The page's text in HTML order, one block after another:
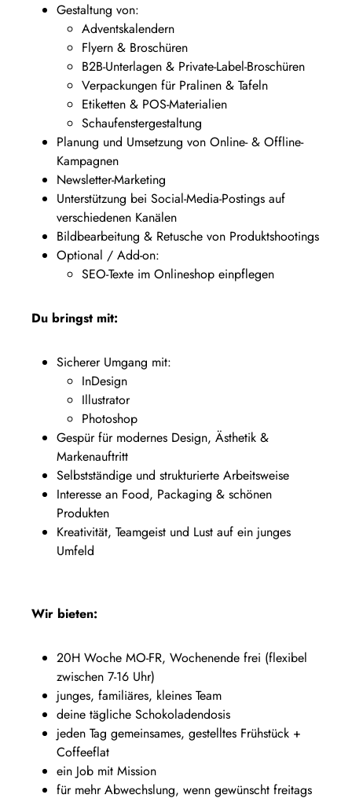
Gestaltung von:
Adventskalendern
Flyern & Broschüren
B2B-Unterlagen & Private-Label-Broschüren
Verpackungen für Pralinen & Tafeln
Etiketten & POS-Materialien
Schaufenstergestaltung
Planung und Umsetzung von Online- & Offline-
Kampagnen
Newsletter-Marketing
Unterstützung bei Social-Media-Postings auf
verschiedenen Kanälen
Bildbearbeitung & Retusche von Produktshootings
Optional / Add-on:
SEO-Texte im Onlineshop einpflegen
Du bringst mit:
Sicherer Umgang mit:
InDesign
Illustrator
Photoshop
Gespür für modernes Design, Ästhetik &
Markenauftritt
Selbstständige und strukturierte Arbeitsweise
Interesse an Food, Packaging & schönen
Produkten
Kreativität, Teamgeist und Lust auf ein junges
Umfeld
Wir bieten:
20H Woche MO-FR, Wochenende frei (flexibel
zwischen 7-16 Uhr)
junges, familiäres, kleines Team
deine tägliche Schokoladendosis
jeden Tag gemeinsames, gestelltes Frühstück +
Coffeeflat
ein Job mit Mission
für mehr Abwechslung, wenn gewünscht freitags